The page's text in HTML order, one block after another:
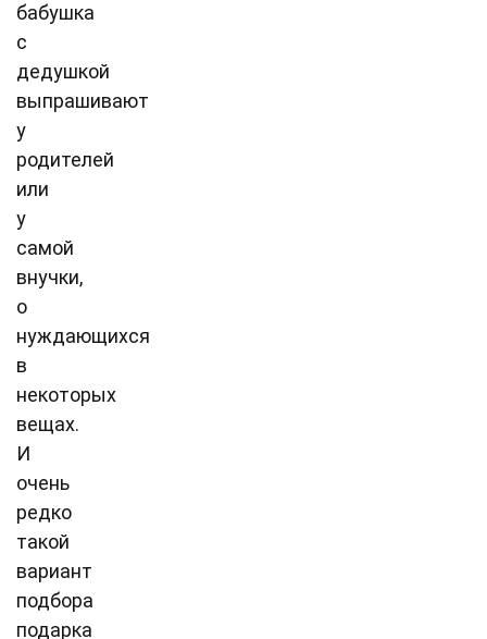
бабушка
с
дедушкой
выпрашивают
у
родителей
или
у
самой
внучки,
о
нуждающихся
в
некоторых
вещах.
И
очень
редко
такой
вариант
подбора
подарка